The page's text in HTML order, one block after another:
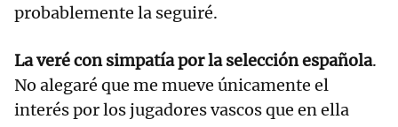
probablemente la seguiré.
La veré con simpatía por la selección española.
No alegaré que me mueve únicamente el
interés por los jugadores vascos que en ella